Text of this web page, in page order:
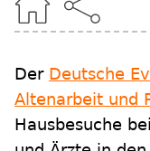
Der Deutsche
Altenarbeit und
Hausbesuche